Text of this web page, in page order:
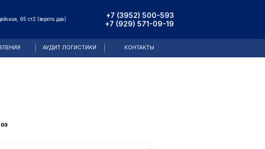
65 ст2 (ворота два)
+7 (3952) 500-593
+7 (929) 571-09-19
АУДИТ ЛОГИСТИКИ КОНТАКТЫ